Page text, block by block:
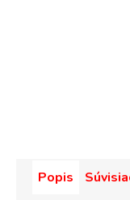
Popis